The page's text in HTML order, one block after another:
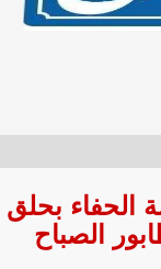
بحلق
الصباح